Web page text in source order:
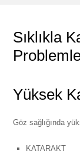
Sıklıkla
Yüksek
Göz sağlığında
KATARAKT